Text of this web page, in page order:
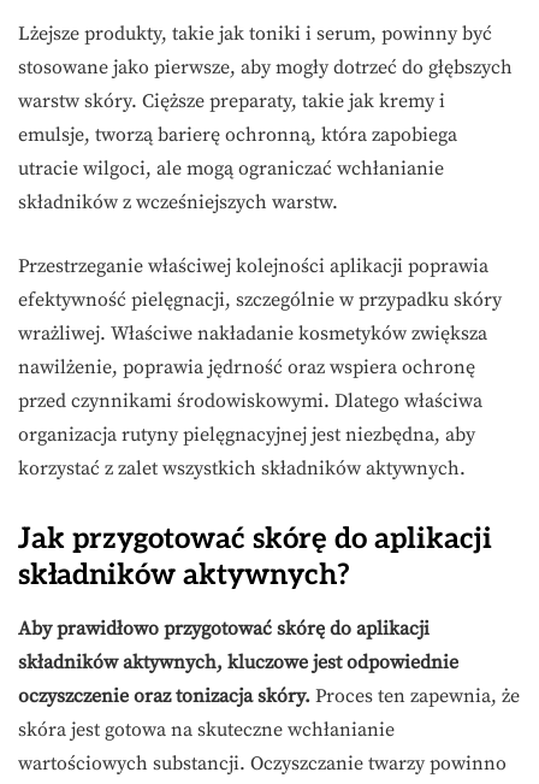
Lżejsze produkty, takie jak toniki i serum, powinny być
stosowane jako pierwsze, aby mogły dotrzeć do głębszych
warstw skóry. Cięższe preparaty, takie jak kremy i
emulsje, tworzą barierę ochronną, która zapobiega
utracie wilgoci, ale mogą ograniczać wchłanianie
składników z wcześniejszych warstw.
Przestrzeganie właściwej kolejności aplikacji poprawia
efektywność pielęgnacji, szczególnie w przypadku skóry
wrażliwej. Właściwe nakładanie kosmetyków zwiększa
nawilżenie, poprawia jędrność oraz wspiera ochronę
przed czynnikami środowiskowymi. Dlatego właściwa
organizacja rutyny pielęgnacyjnej jest niezbędna, aby
korzystać z zalet wszystkich składników aktywnych.
Jak przygotować skórę do aplikacji
składników aktywnych?
Aby prawidłowo przygotować skórę do aplikacji
składników aktywnych, kluczowe jest odpowiednie
oczyszczenie oraz tonizacja skóry. Proces ten zapewnia, że
skóra jest gotowa na skuteczne wchłanianie
wartościowych substancji. Oczyszczanie twarzy powinno